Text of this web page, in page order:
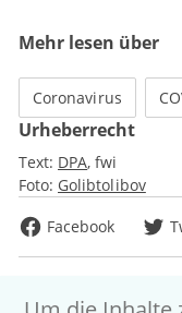
Mehr lesen über
Coronavirus
Urheberrecht
Text: DPA fwi
Foto: Golibtolibov
Facebook